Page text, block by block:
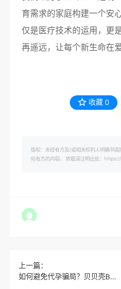
育需求的家庭构建一个安
仅是医疗技术的运用，更
再遥远，让每个新生命在
收藏 0
版权：未经有方及/或相关权利人明确书
帖有方的内容。 转载请注明出处：
上一篇：
如何避免代孕骗局？贝贝壳BFG医院专业代孕教你识别真伪